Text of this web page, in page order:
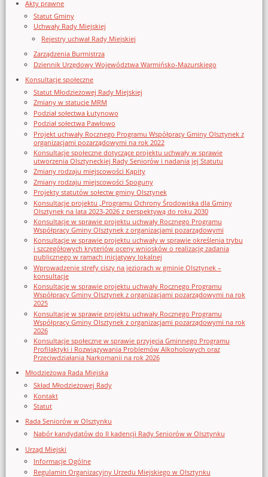
Akty prawne
Statut Gminy
Uchwały Rady Miejskiej
Rejestry uchwał Rady Miejskiej
Zarządzenia Burmistrza
Dziennik Urzędowy Województwa Warmińsko-Mazurskiego
Konsultacje społeczne
Statut Młodzieżowej Rady Miejskiej
Zmiany w statucie MRM
Podział sołectwa Łutynowo
Podział sołectwa Pawłowo
Projekt uchwały Rocznego Programu Współpracy Gminy Olsztynek z
organizacjami pozarządowymi na rok 2022
Konsultacje społeczne dotyczące projektu uchwały w sprawie
utworzenia Olsztyneckiej Rady Seniorów i nadania jej Statutu
Zmiany rodzaju miejscowości Kąpity
Zmiany rodzaju miejscowości Spoguny
Projekty statutów sołectw gminy Olsztynek
Konsultacje projektu „Programu Ochrony Środowiska dla Gminy
Olsztynek na lata 2023-2026 z perspektywą do roku 2030
Konsultacje w sprawie projektu uchwały Rocznego Programu
Współpracy Gminy Olsztynek z organizacjami pozarządowymi
Konsultacje w sprawie projektu uchwały w sprawie określenia trybu
i szczegółowych kryteriów oceny wniosków o realizację zadania
publicznego w ramach inicjatywy lokalnej
Wprowadzenie strefy ciszy na jeziorach w gminie Olsztynek –
konsultacje
Konsultacje w sprawie projektu uchwały Rocznego Programu
Współpracy Gminy Olsztynek z organizacjami pozarządowymi na rok
2025
Konsultacje w sprawie projektu uchwały Rocznego Programu
Współpracy Gminy Olsztynek z organizacjami pozarządowymi na rok
2026
Konsultacje społeczne w sprawie przyjęcia Gminnego Programu
Profilaktyki i Rozwiązywania Problemów Alkoholowych oraz
Przeciwdziałania Narkomanii na rok 2026
Młodzieżowa Rada Miejska
Skład Młodzieżowej Rady
Kontakt
Statut
Rada Seniorów w Olsztynku
Nabór kandydatów do II kadencji Rady Seniorów w Olsztynku
Urząd Miejski
Informacje Ogólne
Regulamin Organizacyjny Urzedu Miejskiego w Olsztynku